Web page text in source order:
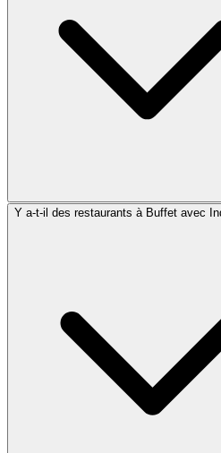
Y a-t-il des restaurants à Buffet avec